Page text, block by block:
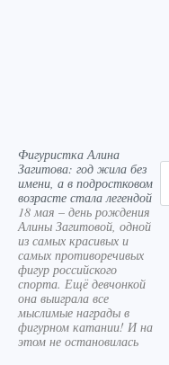
Фигуристка Алина
Загитова: год жила без
имени, а в подростковом
возрасте стала легендой
18 мая – день рождения
Алины Загитовой, одной
из самых красивых и
самых противоречивых
фигур российского
спорта. Ещё девчонкой
она выиграла все
мыслимые награды в
фигурном катании! И на
этом не остановилась